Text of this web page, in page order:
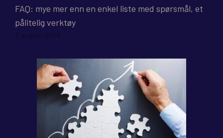
FAQ: mye mer enn en enkel liste med spørsmål, et
pålitelig verktøy
7. august 2026